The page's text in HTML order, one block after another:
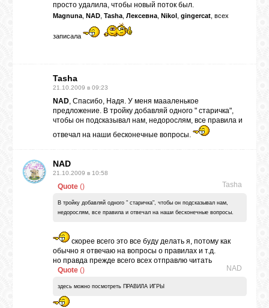
просто удалила, чтобы новый поток был.
Magnuna NAD Tasha Лексевна Nikol gingercat , всех
записала
Tasha
21.10.2009 в 09:23
NAD, Спасибо, Надя. У меня маааленькое
предложение. В тройку добавляй одного " старичка",
чтобы он подсказывал нам, недорослям, все правила и
отвечал на наши бесконечные вопросы.
NAD
21.10.2009 в 10:58
Quote ( Tasha
)
В тройку добавляй одного " старичка", чтобы он подсказывал нам,
недорослям, все правила и отвечал на наши бесконечные вопросы.
скорее всего это все буду делать я, потому как
обычно я отвечаю на вопросы о правилах и т.д.
но правда прежде всего всех отправлю читать
Quote ( NAD
)
здесь можно посмотреть ПРАВИЛА ИГРЫ